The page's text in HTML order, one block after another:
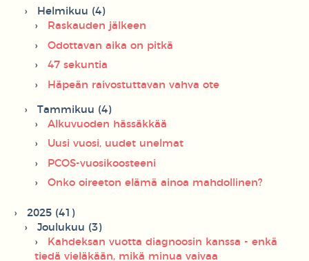
Helmikuu (4)
Raskauden jälkeen
Odottavan aika on pitkä
47 sekuntia
Häpeän raivostuttavan vahva ote
Tammikuu (4)
Alkuvuoden hässäkkää
Uusi vuosi, uudet unelmat
PCOS-vuosikoosteeni
Onko oireeton elämä ainoa mahdollinen?
2025 (41)
Joulukuu (3)
Kahdeksan vuotta diagnoosin kanssa - enkä
tiedä vieläkään, mikä minua vaivaa